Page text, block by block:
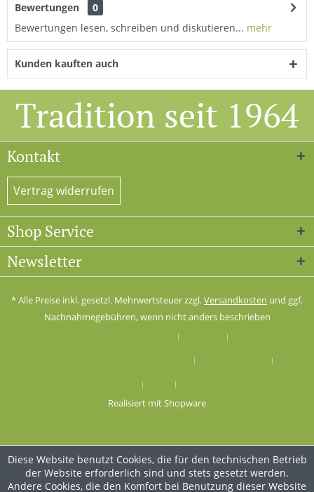
Bewertungen
0
Bewertungen lesen, schreiben und diskutieren... mehr
Kunden kauften auch
Tradition seit 1964
Kontakt
Vertrag widerrufen
Shop Service
Newsletter
* Alle Preise inkl. gesetzl. Mehrwertsteuer zzgl.Versandkosten und ggf.
Nachnahmegebühren, wenn nicht anders beschrieben
Realisiert mit Shopware
Diese Website benutzt Cookies, die für den technischen Betrieb
der Website erforderlich sind und stets gesetzt werden.
Andere Cookies, die den Komfort bei Benutzung dieser Website